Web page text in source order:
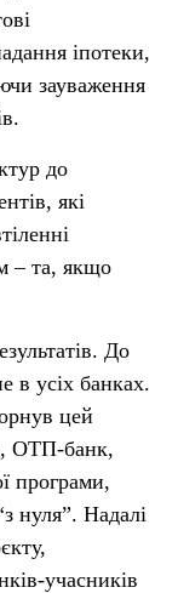
іпотеки,
зауваження
до
які
– та, якщо
До
в усіх банках.
цей
ОТП-банк,
програми,
нуля”. Надалі
учасників